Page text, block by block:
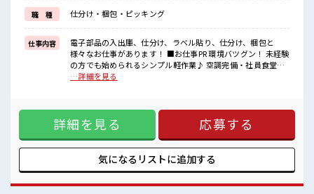
■職場の雰囲気
アットホームな雰囲気の職場♪
女性もたくさん活躍しています。
毎日楽しくお仕事できる環境が整っていますよ★
職 種 仕分け・梱包・ピッキング
仕事内容
電子部品の入出庫、仕分け、ラベル貼り、仕分け、梱包と
様々なお仕事があります！ ■お仕事PR 環境バツグン！ 未経験
の方でも始められるシンプル軽作業♪ 空調完備・社員食堂完
備で毎日カイテキ♪ お昼にはお弁当の注文も出来る♪ 制服あ
はありますがその分お給料に還元されますのでしっかり稼げ
ますよ！ ■職場の雰囲気 アットホームな雰囲気の職場♪ 女性
もたくさん活躍しています。 毎日楽しくお仕事できる環境が
整っていますよ★
…詳細を見る
詳細を見る 応募する
気になるリストに追加する